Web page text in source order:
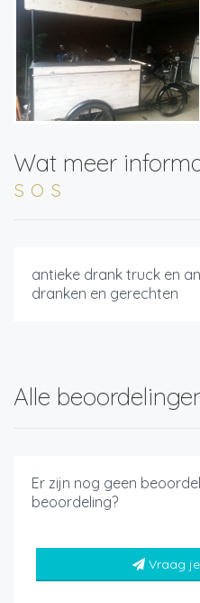
Wat meer
s o s
antieke drank truck en
dranken en gerechten
Alle
Er zijn nog geen
beoordeling?
Vraag